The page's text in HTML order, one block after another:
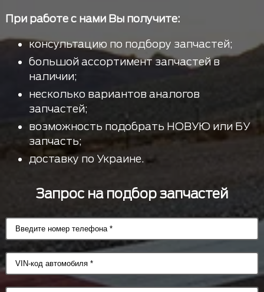
При работе с нами Вы получите:
консультацию по подбору запчастей;
большой ассортимент запчастей в
наличии;
несколько вариантов аналогов
запчастей;
возможность подобрать НОВУЮ или БУ
запчасть;
доставку по Украине.
Запрос на подбор запчастей